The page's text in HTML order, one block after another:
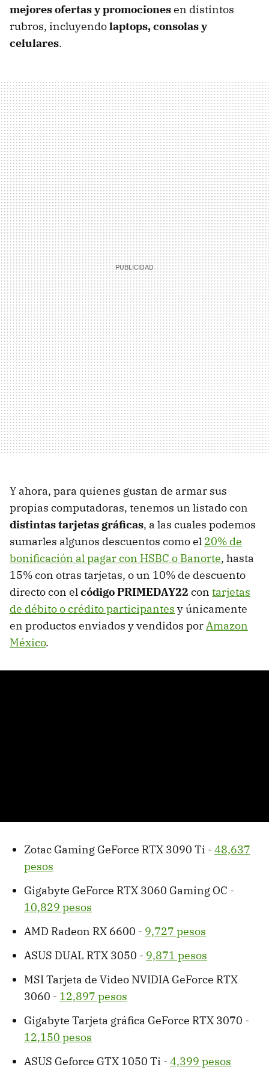
mejores ofertas y promocionesen distintos
rubros, incluyendolaptops, consolas y
celulares.
Y ahora, para quienes gustan de armar sus
propias computadoras, tenemos un listado con
distintas tarjetas gráficas, a las cuales podemos
sumarles algunos descuentos como el 20% de
bonificación al pagar con HSBC o Banorte, hasta
15% con otras tarjetas, o un 10% de descuento
directo con elcódigo PRIMEDAY22 con tarjetas
de débito o crédito participantes y únicamente
en productos enviados y vendidos porAmazon
México.
Zotac Gaming GeForce RTX 3090 Ti - 48,637
pesos
Gigabyte GeForce RTX 3060 Gaming OC -
10,829 pesos
AMD Radeon RX 6600 - 9,727 pesos
ASUS DUAL RTX 3050 - 9,871 pesos
MSI Tarjeta de Video NVIDIA GeForce RTX
3060 - 12,897 pesos
Gigabyte Tarjeta gráfica GeForce RTX 3070 -
12,150 pesos
ASUS Geforce GTX 1050 Ti - 4,399 pesos